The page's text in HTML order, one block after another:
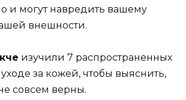
и могут навредить вашему
внешности.
изучили 7 распространенных
за кожей, чтобы выяснить,
совсем верны.